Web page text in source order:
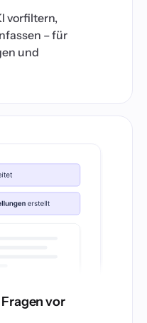
vorfiltern,
– für
und
vor